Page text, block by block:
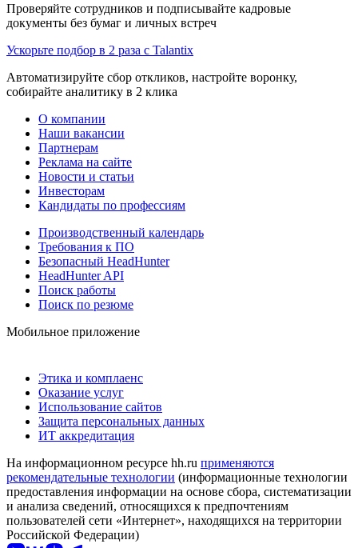
Проверяйте сотрудников и подписывайте кадровые
документы без бумаг и личных встреч
Ускорьте подбор в 2 раза с Talantix
Автоматизируйте сбор откликов, настройте воронку,
собирайте аналитику в 2 клика
О компании
Наши вакансии
Партнерам
Реклама на сайте
Новости и статьи
Инвесторам
Кандидаты по профессиям
Производственный календарь
Требования к ПО
Безопасный HeadHunter
HeadHunter API
Поиск работы
Поиск по резюме
Мобильное приложение
Этика и комплаенс
Оказание услуг
Использование сайтов
Защита персональных данных
ИТ аккредитация
На информационном ресурсе hh.ru применяются
рекомендательные технологии (информационные технологии
предоставления информации на основе сбора, систематизации
и анализа сведений, относящихся к предпочтениям
пользователей сети «Интернет», находящихся на территории
Российской Федерации)